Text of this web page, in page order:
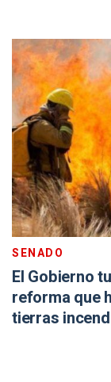
SENADO
El Gobierno
reforma que
tierras